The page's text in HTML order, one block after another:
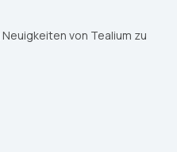
von Tealium zu